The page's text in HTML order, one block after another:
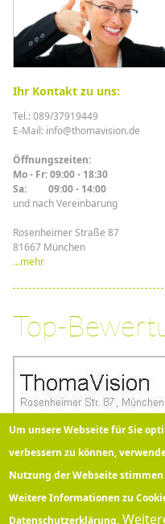
Ihr Kontakt zu uns:
Tel.: 089/37919449
E-Mail: info@thomavision.de
Öffnungszeiten:
Mo - Fr: 09:00 - 18:30
Sa: 09:00 - 14:00
und nach Vereinbarung
Rosenheimer Straße 87
81667 München
...mehr
Top-
Um unsere Webseite für Sie
verbessern zu können,
Nutzung der Webseite
Weitere Informationen zu
Datenschutzerklärung.